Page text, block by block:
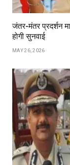
जंतर-मंतर प्रदर्शन
होगी सुनवाई
MAY 26, 2026